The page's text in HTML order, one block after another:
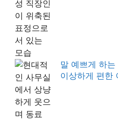
말 예쁘게 하
이상하게 편한